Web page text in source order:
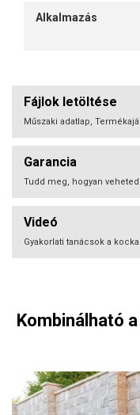
Alkalmazás
Fájlok letöltése
Műszaki adatlap,
Garancia
Tudd meg, hogyan
Videó
Gyakorlati tanácsok a
Kombinálható